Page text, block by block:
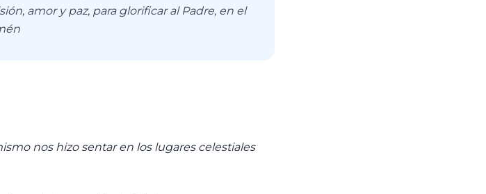
amor y paz, para glorificar al Padre, en el
nos hizo sentar en los lugares celestiales